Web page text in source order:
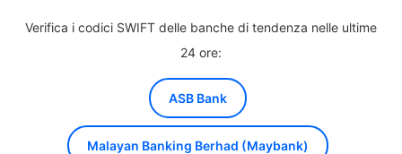
Verifica i codici SWIFT delle banche di tendenza nelle ultime
24 ore:
ASB Bank
Malayan Banking Berhad (Maybank)